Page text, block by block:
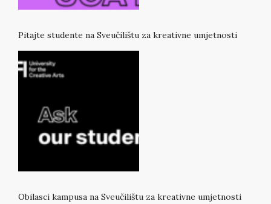
Pitajte studente na Sveučilištu za kreativne umjetnosti
Obilasci kampusa na Sveučilištu za kreativne umjetnosti